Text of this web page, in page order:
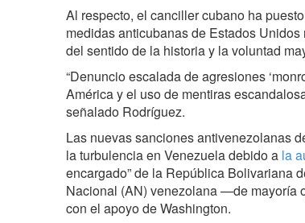
Al respecto, el canciller cubano ha
medidas anticubanas de Estados
del sentido de la historia y la voluntad
“Denuncio escalada de agresiones
América y el uso de mentiras
señalado Rodríguez.
Las nuevas sanciones antivenezolanas
la turbulencia en Venezuela debido a la
encargado” de la República Bolivariana
Nacional (AN) venezolana —de mayoría
con el apoyo de Washington.